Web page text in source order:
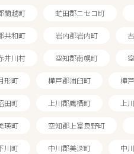
蘭越町 虻田郡ニセコ町
共和町 岩内郡岩内町
井川村 空知郡南幌町
形町 樺戸郡浦臼町 樺
田町 上川郡鷹栖町 上
瑛町 空知郡上富良野町
川町 中川郡美深町 中